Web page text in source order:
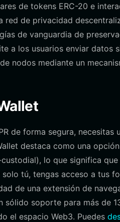
de tokens ERC-20 e
red de privacidad
de vanguardia de
a los usuarios enviar datos
nodos mediante un
de forma segura,
destaca como una
lo que significa
tú, tengas acceso a tus
de una extensión de
sólido soporte para más de
el espacio Web3. Puedes